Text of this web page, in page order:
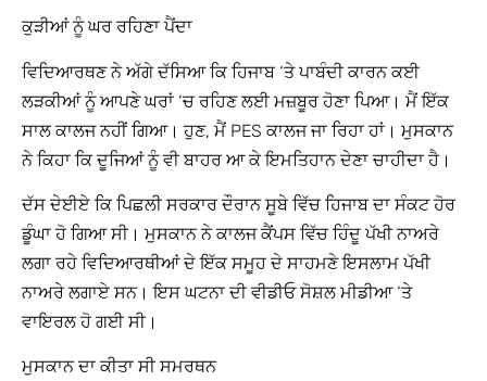
ਕੁੜੀਆਂ ਨੂੰ ਘਰ ਰਹਿਣਾ ਪੈਂਦਾ
ਵਿਦਿਆਰਥਣ ਨੇ ਅੱਗੇ ਦੱਸਿਆ ਕਿ ਹਿਜਾਬ ‘ਤੇ ਪਾਬੰਦੀ ਕਾਰਨ ਕਈ
ਲੜਕੀਆਂ ਨੂੰ ਆਪਣੇ ਘਰਾਂ ‘ਚ ਰਹਿਣ ਲਈ ਮਜ਼ਬੂਰ ਹੋਣਾ ਪਿਆ। ਮੈਂ ਇੱਕ
ਸਾਲ ਕਾਲਜ ਨਹੀਂ ਗਿਆ। ਹੁਣ, ਮੈਂ PES ਕਾਲਜ ਜਾ ਰਿਹਾ ਹਾਂ। ਮੁਸਕਾਨ
ਨੇ ਕਿਹਾ ਕਿ ਦੂਜਿਆਂ ਨੂੰ ਵੀ ਬਾਹਰ ਆ ਕੇ ਇਮਤਿਹਾਨ ਦੇਣਾ ਚਾਹੀਦਾ ਹੈ।
ਦੱਸ ਦੇਈਏ ਕਿ ਪਿਛਲੀ ਸਰਕਾਰ ਦੌਰਾਨ ਸੂਬੇ ਵਿੱਚ ਹਿਜਾਬ ਦਾ ਸੰਕਟ ਹੋਰ
ਡੂੰਘਾ ਹੋ ਗਿਆ ਸੀ। ਮੁਸਕਾਨ ਨੇ ਕਾਲਜ ਕੈਂਪਸ ਵਿੱਚ ਹਿੰਦੂ ਪੱਖੀ ਨਾਅਰੇ
ਲਗਾ ਰਹੇ ਵਿਦਿਆਰਥੀਆਂ ਦੇ ਇੱਕ ਸਮੂਹ ਦੇ ਸਾਹਮਣੇ ਇਸਲਾਮ ਪੱਖੀ
ਨਾਅਰੇ ਲਗਾਏ ਸਨ। ਇਸ ਘਟਨਾ ਦੀ ਵੀਡੀਓ ਸੋਸ਼ਲ ਮੀਡੀਆ ‘ਤੇ
ਵਾਇਰਲ ਹੋ ਗਈ ਸੀ।
ਮੁਸਕਾਨ ਦਾ ਕੀਤਾ ਸੀ ਸਮਰਥਨ